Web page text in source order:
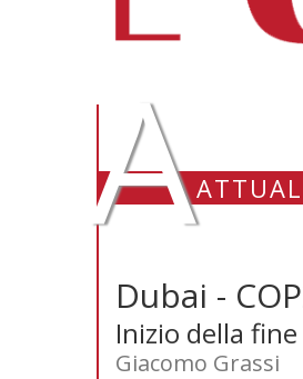
A
Dubai -
Inizio della
Giacomo Grassi